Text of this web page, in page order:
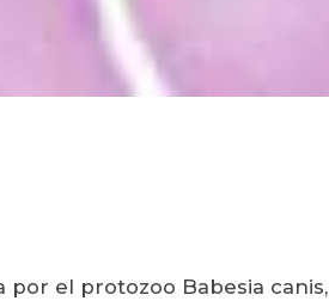
por el protozoo Babesia canis,